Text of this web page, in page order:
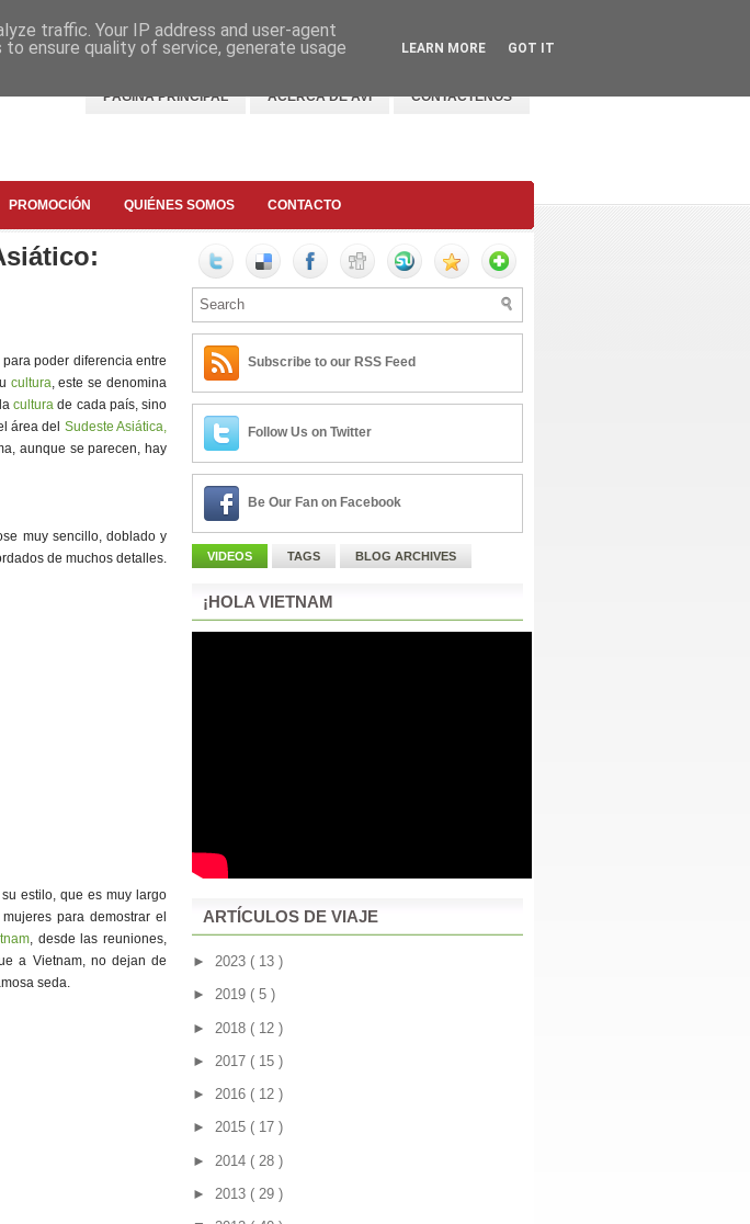
PÁGINA PRINCIPAL ACERCA DE AVI CONTACTENOS
PROMOCIÓN QUIÉNES SOMOS CONTACTO
poder diferencia entre
cultura, este se denomina
laculturade cada país, sino
área del Sudeste Asiática,
aunque se parecen, hay
muy sencillo, doblado y
de muchos detalles.
estilo, que es muy largo
para demostrar el
, desde las reuniones,
a Vietnam, no dejan de
seda.
Subscribe to our RSS Feed
Follow Us on Twitter
Be Our Fan on Facebook
VIDEOS TAGS BLOG ARCHIVES
¡HOLA VIETNAM
ARTÍCULOS DE VIAJE
► 2023 ( 13 )
► 2019 ( 5 )
► 2018 ( 12 )
► 2017 ( 15 )
► 2016 ( 12 )
► 2015 ( 17 )
► 2014 ( 28 )
► 2013 ( 29 )
traffic. Your IP address and user-agent
ensure quality of service, generate usage
LEARN MORE GOT IT